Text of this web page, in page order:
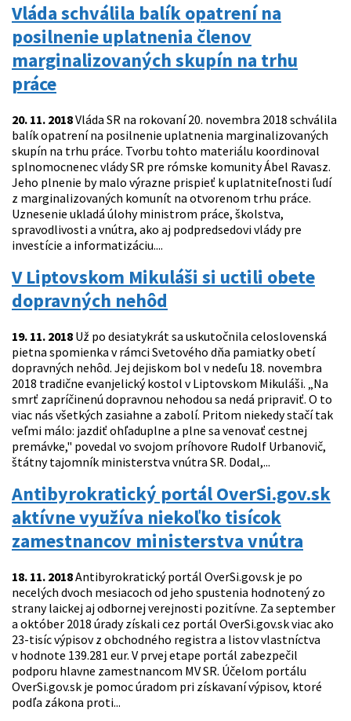
Vláda schválila balík opatrení na
posilnenie uplatnenia členov
marginalizovaných skupín na trhu
práce
20. 11. 2018Vláda SR na rokovaní 20. novembra 2018 schválila
balík opatrení na posilnenie uplatnenia marginalizovaných
skupín na trhu práce. Tvorbu tohto materiálu koordinoval
splnomocnenec vlády SR pre rómske komunity Ábel Ravasz.
Jeho plnenie by malo výrazne prispieť k uplatniteľnosti ľudí
z marginalizovaných komunít na otvorenom trhu práce.
Uznesenie ukladá úlohy ministrom práce, školstva,
spravodlivosti a vnútra, ako aj podpredsedovi vlády pre
investície a informatizáciu....
V Liptovskom Mikuláši si uctili obete
dopravných nehôd
19. 11. 2018 Už po desiatykrát sa uskutočnila celoslovenská
pietna spomienka v rámci Svetového dňa pamiatky obetí
dopravných nehôd. Jej dejiskom bol v nedeľu 18. novembra
2018 tradične evanjelický kostol v Liptovskom Mikuláši. „Na
smrť zapríčinenú dopravnou nehodou sa nedá pripraviť. O to
viac nás všetkých zasiahne a zabolí. Pritom niekedy stačí tak
veľmi málo: jazdiť ohľaduplne a plne sa venovať cestnej
premávke," povedal vo svojom príhovore Rudolf Urbanovič,
štátny tajomník ministerstva vnútra SR. Dodal,...
Antibyrokratický portál OverSi.gov.sk
aktívne využíva niekoľko tisícok
zamestnancov ministerstva vnútra
18. 11. 2018Antibyrokratický portál OverSi.gov.sk je po
necelých dvoch mesiacoch od jeho spustenia hodnotený zo
strany laickej aj odbornej verejnosti pozitívne. Za september
a október 2018 úrady získali cez portál OverSi.gov.sk viac ako
23-tisíc výpisov z obchodného registra a listov vlastníctva
v hodnote 139.281 eur. V prvej etape portál zabezpečil
podporu hlavne zamestnancom MV SR. Účelom portálu
OverSi.gov.sk je pomoc úradom pri získavaní výpisov, ktoré
podľa zákona proti...